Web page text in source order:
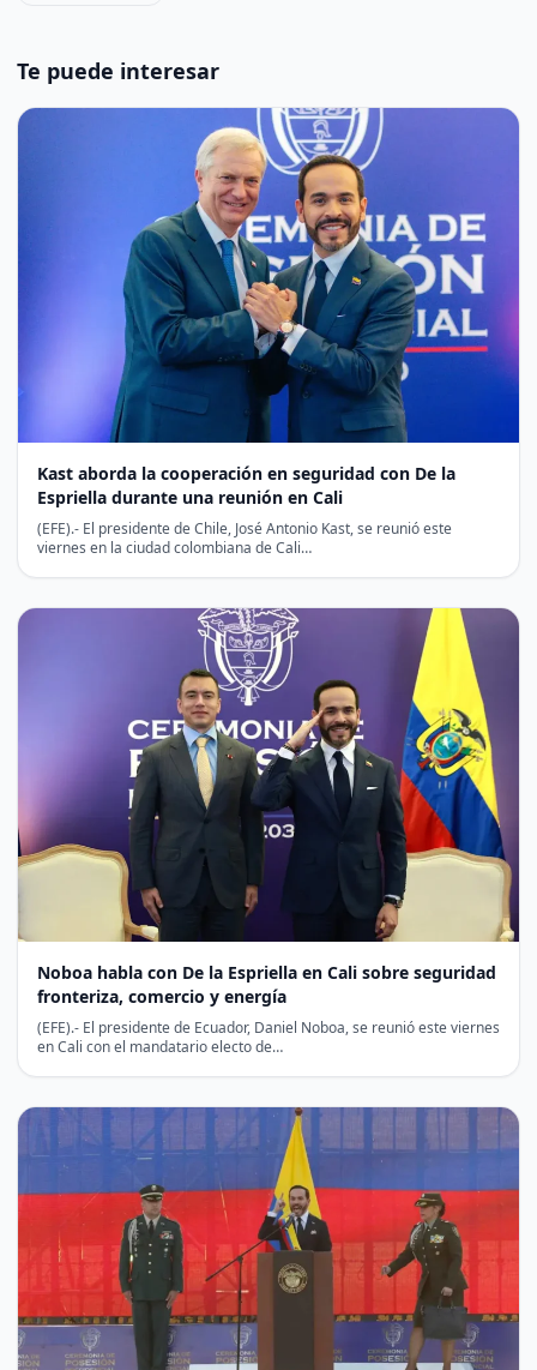
Te puede interesar
Kast aborda la cooperación en seguridad con De la
Espriella durante una reunión en Cali
(EFE).- El presidente de Chile, José Antonio Kast, se reunió este
viernes en la ciudad colombiana de Cali…
Noboa habla con De la Espriella en Cali sobre seguridad
fronteriza, comercio y energía
(EFE).- El presidente de Ecuador, Daniel Noboa, se reunió este viernes
en Cali con el mandatario electo de…